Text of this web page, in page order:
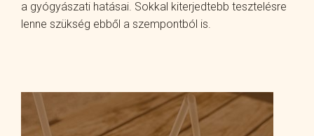
a gyógyászati hatásai. Sokkal kiterjedtebb tesztelésre
lenne szükség ebből a szempontból is.